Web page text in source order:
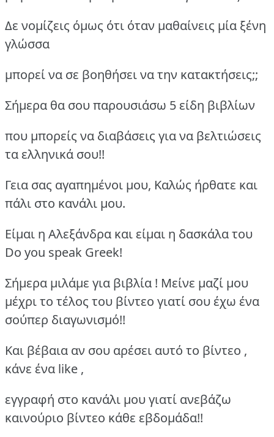
Δε νομίζεις όμως ότι όταν μαθαίνεις μία ξένη
γλώσσα
μπορεί να σε βοηθήσει να την κατακτήσεις;;
Σήμερα θα σου παρουσιάσω 5 είδη βιβλίων
που μπορείς να διαβάσεις για να βελτιώσεις
τα ελληνικά σου!!
Γεια σας αγαπημένοι μου, Καλώς ήρθατε και
πάλι στο κανάλι μου.
Είμαι η Αλεξάνδρα και είμαι η δασκάλα του
Do you speak Greek!
Σήμερα μιλάμε για βιβλία ! Μείνε μαζί μου
μέχρι το τέλος του βίντεο γιατί σου έχω ένα
σούπερ διαγωνισμό!!
Και βέβαια αν σου αρέσει αυτό το βίντεο ,
κάνε ένα like ,
εγγραφή στο κανάλι μου γιατί ανεβάζω
καινούριο βίντεο κάθε εβδομάδα!!